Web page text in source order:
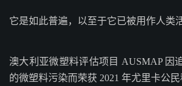
它是如此普遍，以至于它已被用作人类
澳大利亚微塑料评估项目 AUSMAP 因
的微塑料污染而荣获 2021 年尤里卡公民